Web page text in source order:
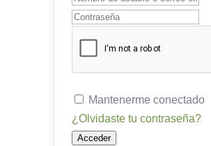
Mantenerme conectado
¿Olvidaste tu contraseña?
Acceder